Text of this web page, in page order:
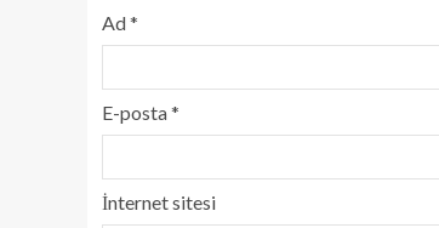
Ad*
E-posta*
İnternet sitesi